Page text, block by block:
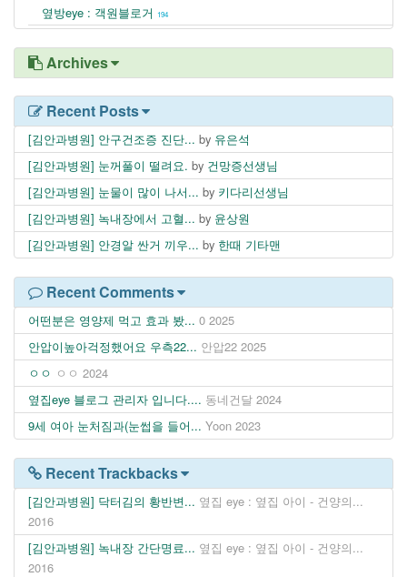
옆방eye : 객원블로거 194
Archives
Recent Posts
[김안과병원] 안구건조증 진단... by 유은석
[김안과병원] 눈꺼풀이 떨려요. by 건망증선생님
[김안과병원] 눈물이 많이 나서... by 키다리선생님
[김안과병원] 녹내장에서 고혈... by 윤상원
[김안과병원] 안경알 싼거 끼우... by 한때 기타맨
Recent Comments
어떤분은 영양제 먹고 효과 봤... 0 2025
안압이높아걱정했어요 우측22... 안압22 2025
ㅇㅇ ㅇㅇ 2024
옆집eye 블로그 관리자 입니다.... 동네건달 2024
9세 여아 눈처짐과(눈썹을 들어... Yoon 2023
Recent Trackbacks
[김안과병원] 닥터김의 황반변... 옆집 eye : 옆집 아이 - 건양의...
2016
[김안과병원] 녹내장 간단명료... 옆집 eye : 옆집 아이 - 건양의...
2016